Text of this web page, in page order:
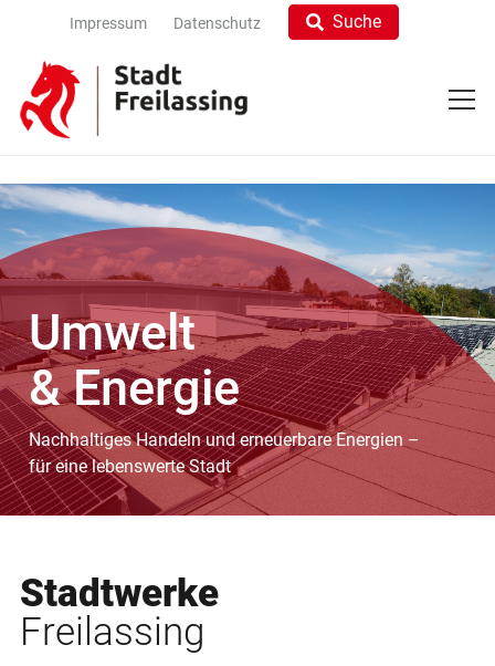
Impressum Datenschutz Suche
Umwelt
& Energie
Nachhaltiges Handeln und erneuerbare Energien –
für eine lebenswerte Stadt
Stadtwerke
Freilassing